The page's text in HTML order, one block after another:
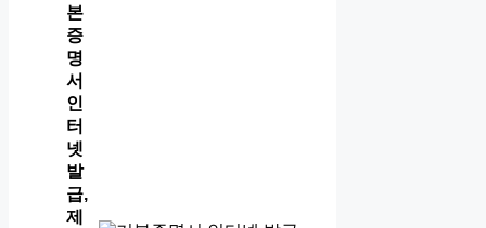
본
증
명
서
인
터
넷
발
급,
제